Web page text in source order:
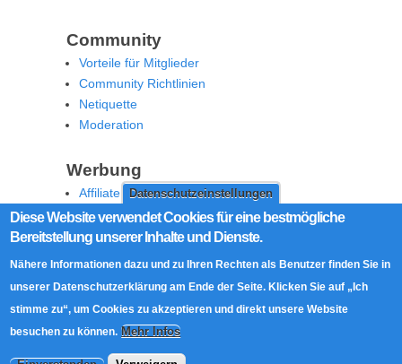
Datenschutzeinstellungen
Diese Website verwendet Cookies für eine bestmögliche
Bereitstellung unserer Inhalte und Dienste.
Nähere Informationen dazu und zu Ihren Rechten als Benutzer finden Sie in
unserer Datenschutzerklärung am Ende der Seite. Klicken Sie auf „Ich
stimme zu“, um Cookies zu akzeptieren und direkt unsere Website
besuchen zu können. Mehr Infos
Community
Vorteile für Mitglieder
Community Richtlinien
Netiquette
Moderation
Werbung
Affiliate Offenlegung
Werben Sie auf MoW
Social Media
RSS Feed
Facebook